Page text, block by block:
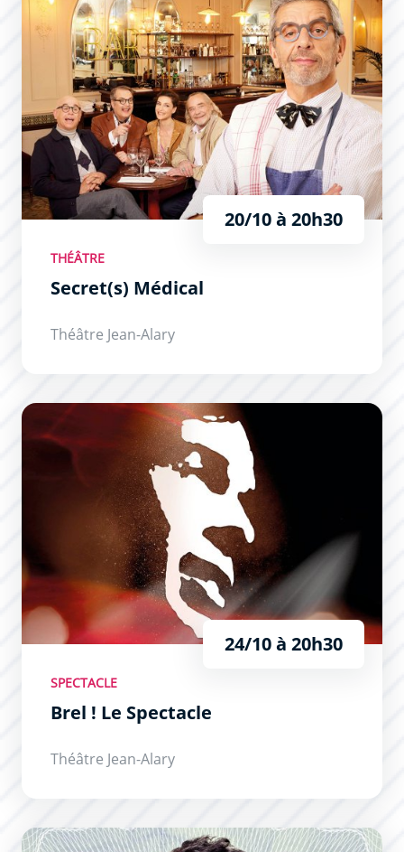
20/10 à 20h30
THÉÂTRE
Secret(s) Médical
Théâtre Jean-Alary
Brel ! Le Spectacle
24/10 à 20h30
SPECTACLE
Brel ! Le Spectacle
Théâtre Jean-Alary
Cochons d’Inde